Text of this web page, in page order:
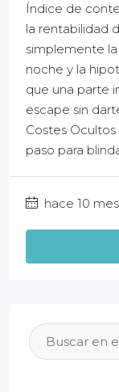
Índice de
la rentabilidad
simplemente
noche y la
que una parte
escape sin
Costes
paso para
hace 10